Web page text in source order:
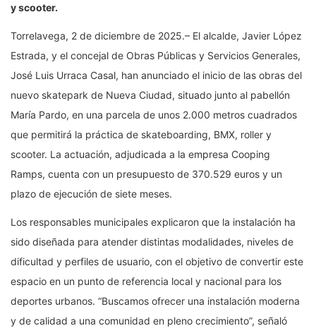
y scooter.
Torrelavega, 2 de diciembre de 2025.– El alcalde, Javier López
Estrada, y el concejal de Obras Públicas y Servicios Generales,
José Luis Urraca Casal, han anunciado el inicio de las obras del
nuevo skatepark de Nueva Ciudad, situado junto al pabellón
María Pardo, en una parcela de unos 2.000 metros cuadrados
que permitirá la práctica de skateboarding, BMX, roller y
scooter. La actuación, adjudicada a la empresa Cooping
Ramps, cuenta con un presupuesto de 370.529 euros y un
plazo de ejecución de siete meses.
Los responsables municipales explicaron que la instalación ha
sido diseñada para atender distintas modalidades, niveles de
dificultad y perfiles de usuario, con el objetivo de convertir este
espacio en un punto de referencia local y nacional para los
deportes urbanos. “Buscamos ofrecer una instalación moderna
y de calidad a una comunidad en pleno crecimiento”, señaló